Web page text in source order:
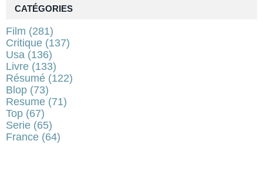
CATÉGORIES
Film (281)
Critique (137)
Usa (136)
Livre (133)
Résumé (122)
Blop (73)
Resume (71)
Top (67)
Serie (65)
France (64)